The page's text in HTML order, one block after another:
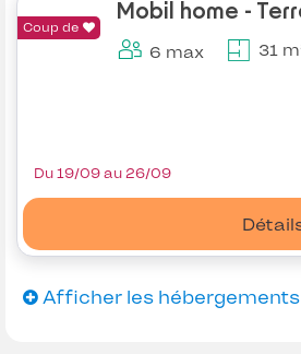
Coup de
Mobil home -
6 max 31
Du 19/09 au 26/09
Afficher les